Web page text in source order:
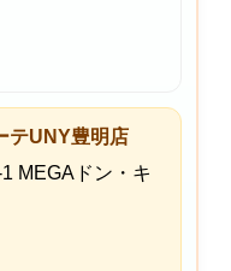
テUNY豊明店
MEGAドン・キ